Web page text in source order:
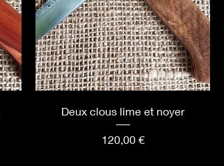
Deux clous lime et noyer
Prix
120,00 €